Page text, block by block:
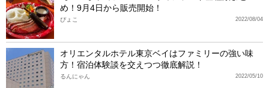
め！9月4日から販売開始！
2022/08/04
ぴょこ
オリエンタルホテル東京ベイはファミリーの強い味
方！宿泊体験談を交えつつ徹底解説！
2022/05/10
るんにゃん